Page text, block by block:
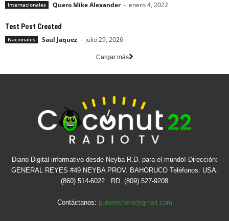
Internacionales Quero Mike Alexander - enero 4, 2022
Test Post Created
Nacionales Saul Jaquez - julio 29, 2026
Cargar más
Diario Digital informativo desde Neyba R.D. para el mundo! Dirección:
GENERAL REYES #49 NEYBA PROV. BAHORUCO Teléfonos: USA.
(860) 514-6022 . RD. (809) 527-9208
Contáctanos: puroneybero@gmail.com